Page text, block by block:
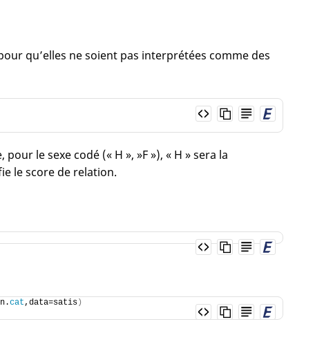
qu’elles ne soient pas interprétées comme des
le sexe codé (« H », »F »), « H » sera la
le score de relation.
cat,data=satis )